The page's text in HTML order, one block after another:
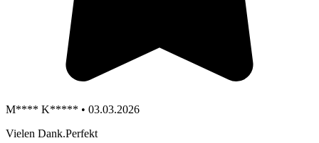
M**** K***** • 03.03.2026
Vielen Dank.Perfekt